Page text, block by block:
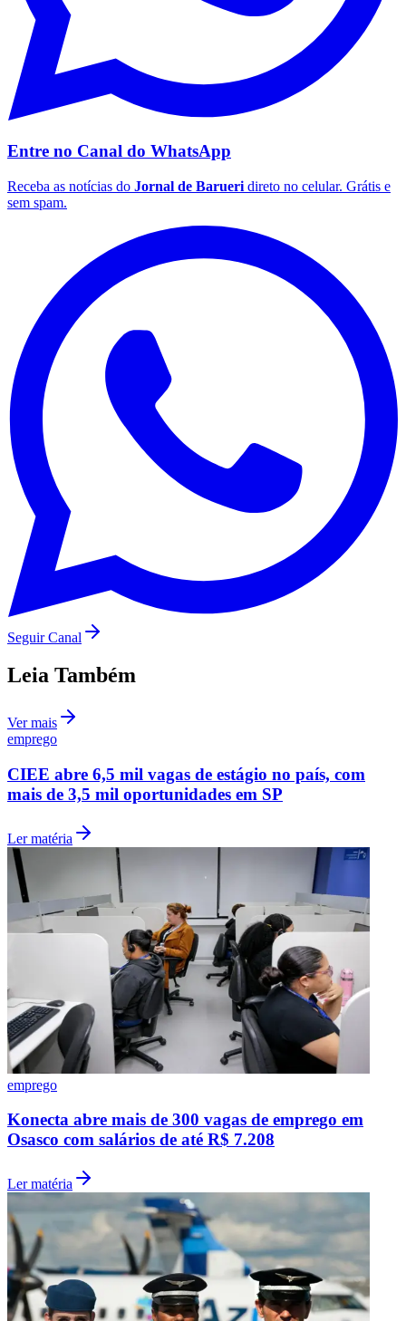
Santos
Flamengo
Entre no Canal do WhatsApp
Receba as notícias do Jornal de Barueri direto no celular. Grátis e
sem spam.
Seguir Canal
Leia Também
Ver mais
emprego
CIEE abre 6,5 mil vagas de estágio no país, com
mais de 3,5 mil oportunidades em SP
Ler matéria
emprego
Konecta abre mais de 300 vagas de emprego em
Osasco com salários de até R$ 7.208
Ler matéria